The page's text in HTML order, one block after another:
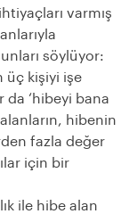
varmış
söylüyor:
üç kişiyi işe
‘hibeyi bana
hibenin
fazla değer
için bir
ile hibe alan